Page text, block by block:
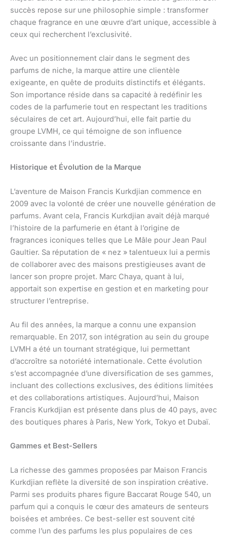
succès repose sur une philosophie simple : transformer
chaque fragrance en une œuvre d’art unique, accessible à
ceux qui recherchent l’exclusivité.
Avec un positionnement clair dans le segment des
parfums de niche, la marque attire une clientèle
exigeante, en quête de produits distinctifs et élégants.
Son importance réside dans sa capacité à redéfinir les
codes de la parfumerie tout en respectant les traditions
séculaires de cet art. Aujourd’hui, elle fait partie du
groupe LVMH, ce qui témoigne de son influence
croissante dans l’industrie.
Historique et Évolution de la Marque
L’aventure de Maison Francis Kurkdjian commence en
2009 avec la volonté de créer une nouvelle génération de
parfums. Avant cela, Francis Kurkdjian avait déjà marqué
l’histoire de la parfumerie en étant à l’origine de
fragrances iconiques telles que Le Mâle pour Jean Paul
Gaultier. Sa réputation de « nez » talentueux lui a permis
de collaborer avec des maisons prestigieuses avant de
lancer son propre projet. Marc Chaya, quant à lui,
apportait son expertise en gestion et en marketing pour
structurer l’entreprise.
Au fil des années, la marque a connu une expansion
remarquable. En 2017, son intégration au sein du groupe
LVMH a été un tournant stratégique, lui permettant
d’accroître sa notoriété internationale. Cette évolution
s’est accompagnée d’une diversification de ses gammes,
incluant des collections exclusives, des éditions limitées
et des collaborations artistiques. Aujourd’hui, Maison
Francis Kurkdjian est présente dans plus de 40 pays, avec
des boutiques phares à Paris, New York, Tokyo et Dubaï.
Gammes et Best-Sellers
La richesse des gammes proposées par Maison Francis
Kurkdjian reflète la diversité de son inspiration créative.
Parmi ses produits phares figure Baccarat Rouge 540, un
parfum qui a conquis le cœur des amateurs de senteurs
boisées et ambrées. Ce best-seller est souvent cité
comme l’un des parfums les plus populaires de ces